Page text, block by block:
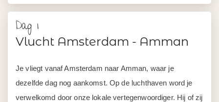
Dag 1
Vlucht Amsterdam - Amman
Je vliegt vanaf Amsterdam naar Amman, waar je
dezelfde dag nog aankomst. Op de luchthaven word je
verwelkomd door onze lokale vertegenwoordiger. Hij of zij